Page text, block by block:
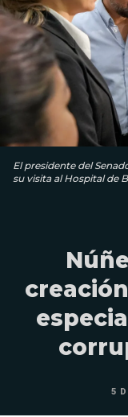
El presidente del
su visita al Hospital de
5